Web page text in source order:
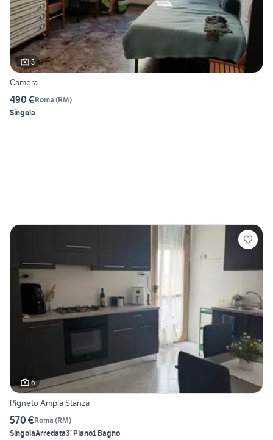
3
Camera
490 €Roma (RM)
Singola
6
Pigneto Ampia Stanza
570 €Roma (RM)
SingolaArredata3° Piano1 Bagno